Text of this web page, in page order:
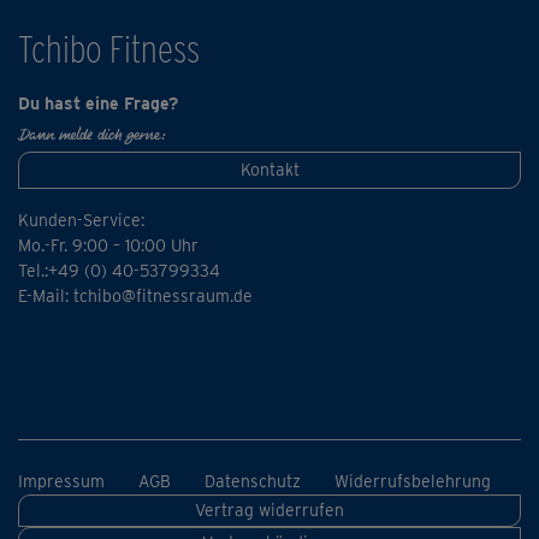
Tchibo Fitness
Du hast eine Frage?
Dann melde dich gerne:
Kontakt
Kunden-Service:
Mo.-Fr. 9:00 – 10:00 Uhr
Tel.:+49 (0) 40-53799334
E-Mail: tchibo@fitnessraum.de
Impressum AGB Datenschutz
Widerrufsbelehrung
Vertrag widerrufen